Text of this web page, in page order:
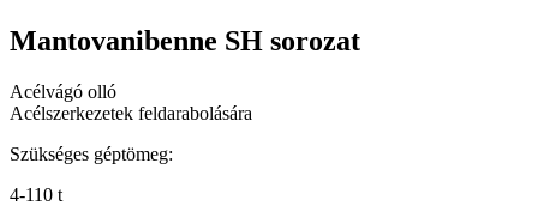
Mantovanibenne SH sorozat
Acélvágó olló
Acélszerkezetek feldarabolására
Szükséges géptömeg:
4-110 t